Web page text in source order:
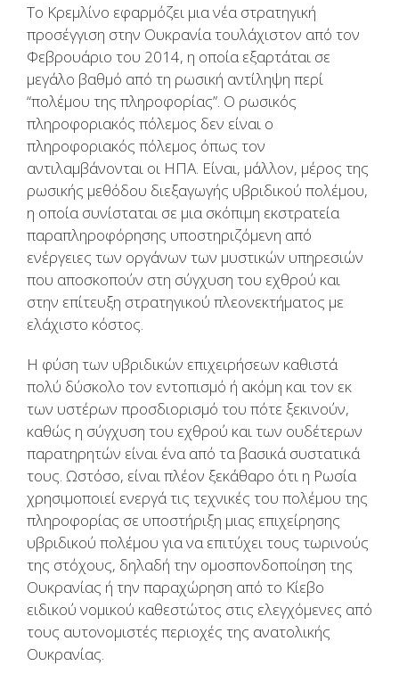
Το Κρεμλίνο εφαρμόζει μια νέα στρατηγική
προσέγγιση στην Ουκρανία τουλάχιστον από τον
Φεβρουάριο του 2014, η οποία εξαρτάται σε
μεγάλο βαθμό από τη ρωσική αντίληψη περί
“πολέμου της πληροφορίας”. Ο ρωσικός
πληροφοριακός πόλεμος δεν είναι ο
πληροφοριακός πόλεμος όπως τον
αντιλαμβάνονται οι ΗΠΑ. Είναι, μάλλον, μέρος της
ρωσικής μεθόδου διεξαγωγής υβριδικού πολέμου,
η οποία συνίσταται σε μια σκόπιμη εκστρατεία
παραπληροφόρησης υποστηριζόμενη από
ενέργειες των οργάνων των μυστικών υπηρεσιών
που αποσκοπούν στη σύγχυση του εχθρού και
στην επίτευξη στρατηγικού πλεονεκτήματος με
ελάχιστο κόστος.
Η φύση των υβριδικών επιχειρήσεων καθιστά
πολύ δύσκολο τον εντοπισμό ή ακόμη και τον εκ
των υστέρων προσδιορισμό του πότε ξεκινούν,
καθώς η σύγχυση του εχθρού και των ουδέτερων
παρατηρητών είναι ένα από τα βασικά συστατικά
τους. Ωστόσο, είναι πλέον ξεκάθαρο ότι η Ρωσία
χρησιμοποιεί ενεργά τις τεχνικές του πολέμου της
πληροφορίας σε υποστήριξη μιας επιχείρησης
υβριδικού πολέμου για να επιτύχει τους τωρινούς
της στόχους, δηλαδή την ομοσπονδοποίηση της
Ουκρανίας ή την παραχώρηση από το Κίεβο
ειδικού νομικού καθεστώτος στις ελεγχόμενες από
τους αυτονομιστές περιοχές της ανατολικής
Ουκρανίας.